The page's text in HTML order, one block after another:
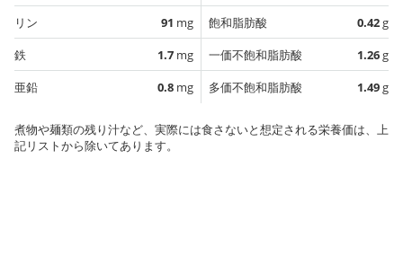
リン
91 mg
鉄
1.7 mg
亜鉛
0.8 mg
飽和脂肪酸
0.42g
一価不飽和脂肪酸
1.26g
多価不飽和脂肪酸
1.49g
煮物や麺類の残り汁など、実際には食さないと想定される栄養価は、上
記リストから除いてあります。